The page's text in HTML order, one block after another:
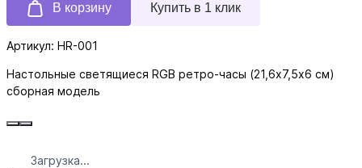
В корзину
Купить в 1 клик
Артикул: HR-001
Настольные светящиеся RGB ретро-часы (21,6x7,5х6 см)
сборная модель
Загрузка...